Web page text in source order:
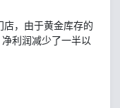
，由于黄金库存的
利润减少了一半以